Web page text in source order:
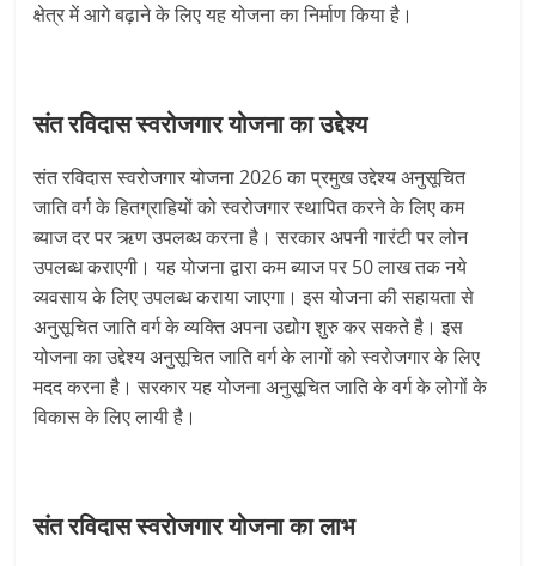
क्षेत्र में आगे बढ़ाने के लिए यह योजना का निर्माण किया है।
संत रविदास स्‍वरोजगार योजना का उद्देश्‍य
संत रविदास स्‍वरोजगार योजना 2026 का प्रमुख उद्देश्य अनुसूचित
जाति वर्ग के हितग्राहियों को स्वरोजगार स्थापित करने के लिए कम
ब्याज दर पर ऋण उपलब्ध करना है। सरकार अपनी गारंटी पर लोन
उपलब्‍ध कराएगी। यह याेजना द्वारा कम ब्‍याज पर 50 लाख तक नये
व्‍यवसाय के लिए उपलब्‍ध कराया जाएगा। इस योजना की सहायता से
अनुसूचित जाति वर्ग के व्‍यक्ति अपना उद्योग शुरु कर सकते है। इस
योजना का उद्देश्‍य अनुसूचित जाति वर्ग के लागों को स्‍वराेजगार के लिए
मदद करना है। सरकार यह योजना अनुसूचित जाति के वर्ग के लोगों के
विकास के लिए लायी है।
संत रविदास स्‍वरोजगार योजना का लाभ